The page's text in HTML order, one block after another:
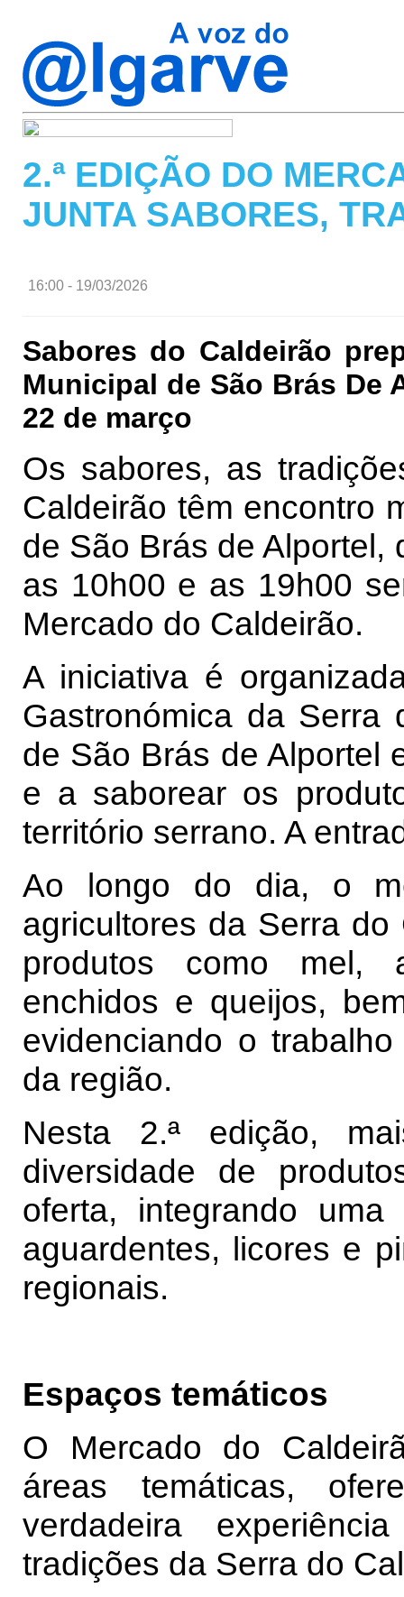
2.ª EDIÇÃO DO
JUNTA SABORES,
16:00 - 19/03/2026
Sabores do Caldeirão
Municipal de São Brás De
22 de março
Os sabores, as
Caldeirão têm encontro
de São Brás de Alportel,
as 10h00 e as 19h00
Mercado do Caldeirão.
A iniciativa é
Gastronómica da Serra
de São Brás de Alportel
e a saborear os
território serrano. A
Ao longo do dia, o
agricultores da Serra
produtos como mel,
enchidos e queijos,
evidenciando o
da região.
Nesta 2.ª edição,
diversidade de
oferta, integrando
aguardentes, licores e
regionais.
Espaços temáticos
O Mercado do
áreas temáticas,
verdadeira
tradições da Serra do